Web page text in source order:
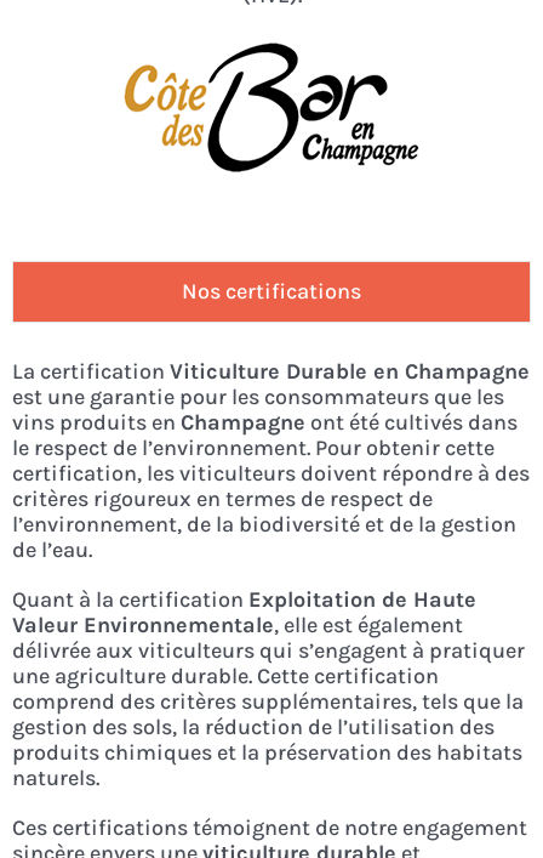
Nos certifications
La certification Viticulture Durable en Champagne
est une garantie pour les consommateurs que les
vins produits en Champagne ont été cultivés dans
le respect de l’environnement. Pour obtenir cette
certification, les viticulteurs doivent répondre à des
critères rigoureux en termes de respect de
l’environnement, de la biodiversité et de la gestion
de l’eau.
Quant à la certification Exploitation de Haute
Valeur Environnementale, elle est également
délivrée aux viticulteurs qui s’engagent à pratiquer
une agriculture durable. Cette certification
comprend des critères supplémentaires, tels que la
gestion des sols, la réduction de l’utilisation des
produits chimiques et la préservation des habitats
naturels.
Ces certifications témoignent de notre engagement
sincère envers uneviticulture durable et